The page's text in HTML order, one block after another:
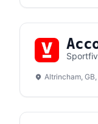
Altrincham, GB,